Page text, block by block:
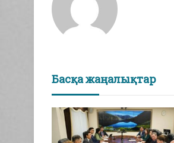
Басқа жаңалықтар